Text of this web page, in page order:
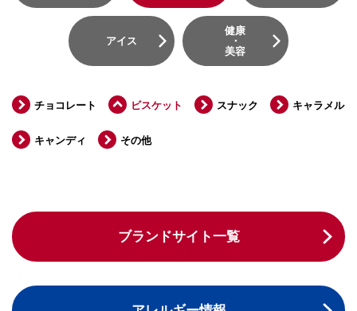
アイス
健康
・
美容
チョコレート ビスケット スナック キャラメル
キャンディ その他
ブランドサイト一覧